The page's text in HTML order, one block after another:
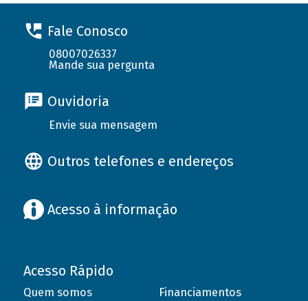
Fale Conosco
08007026337
Mande sua pergunta
Ouvidoria
Envie sua mensagem
Outros telefones e endereços
Acesso à informação
Acesso Rápido
Quem somos
Financiamentos